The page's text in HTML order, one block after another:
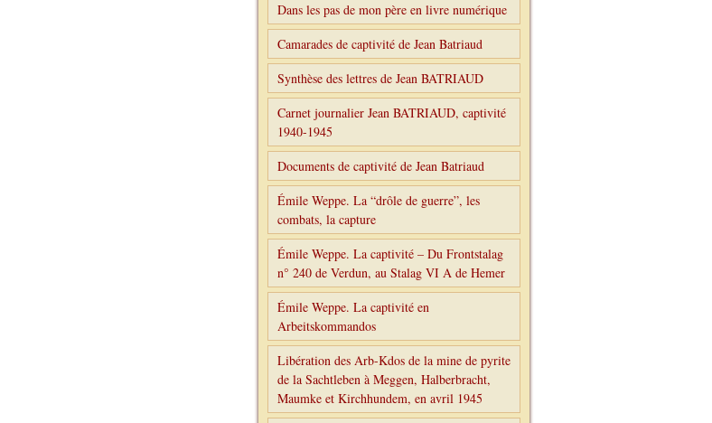
Dans les pas de mon père en livre numérique
Camarades de captivité de Jean Batriaud
Synthèse des lettres de Jean BATRIAUD
Carnet journalier Jean BATRIAUD, captivité
1940-1945
Documents de captivité de Jean Batriaud
Émile Weppe. La “drôle de guerre”, les
combats, la capture
Émile Weppe. La captivité – Du Frontstalag
n° 240 de Verdun, au Stalag VI A de Hemer
Émile Weppe. La captivité en
Arbeitskommandos
Libération des Arb-Kdos de la mine de pyrite
de la Sachtleben à Meggen, Halberbracht,
Maumke et Kirchhundem, en avril 1945